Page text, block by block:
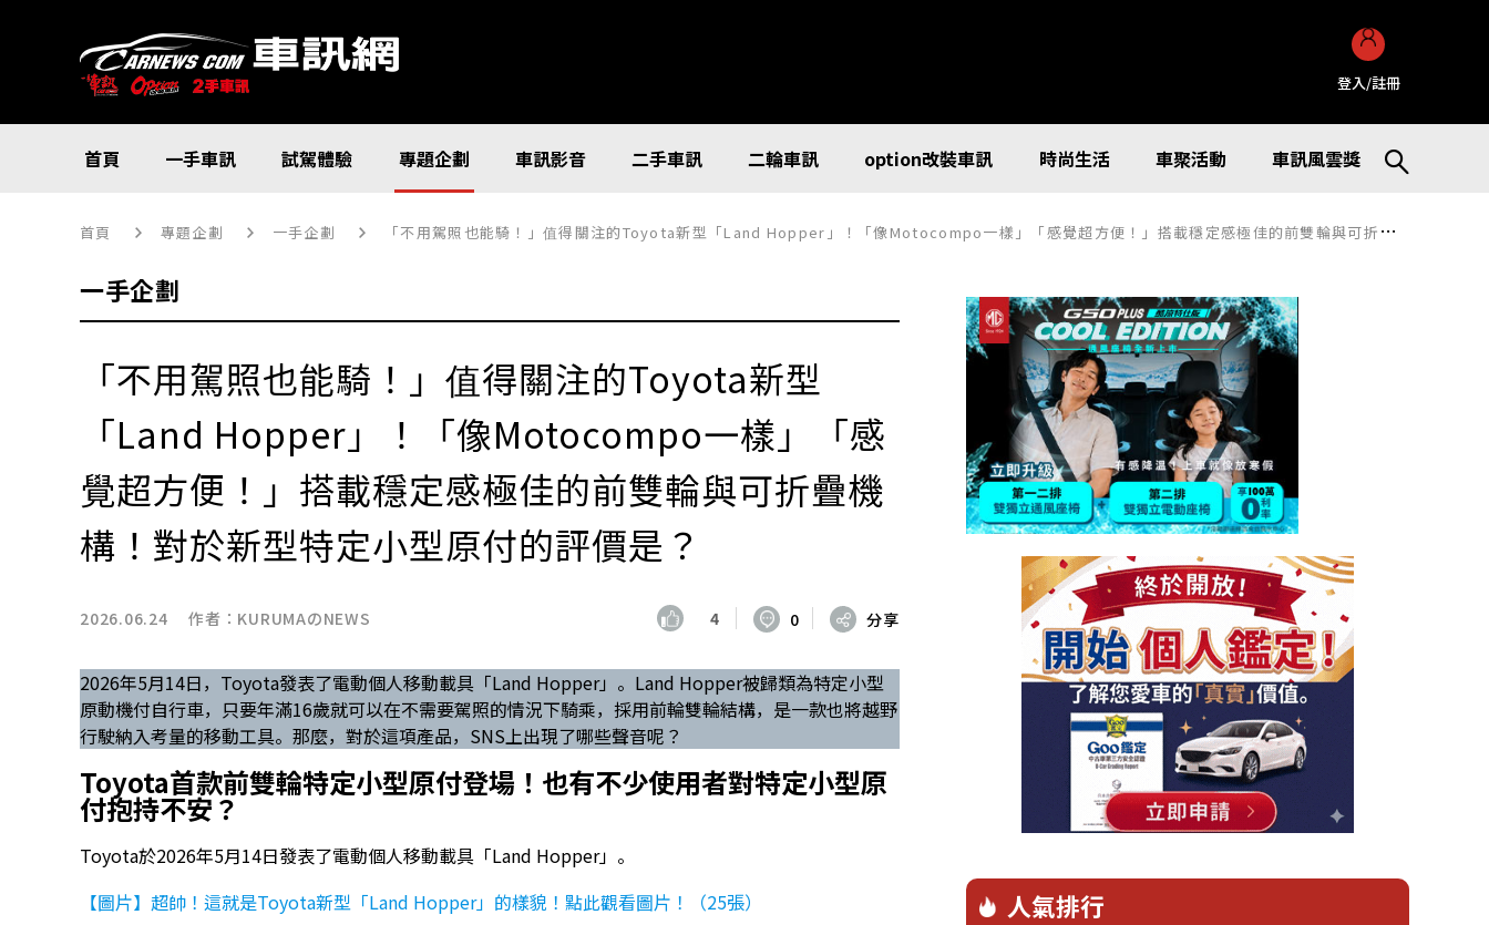
登入/註冊
首頁 一手車訊 試駕體驗 專題企劃 車訊影音 二手車訊 二輪車訊 option改裝車訊 時尚生活 車聚活動 車訊風雲獎
首頁 專題企劃 一手企劃 「不用駕照也能騎！」值得關注的Toyota新型「Land Hopper」！「像Motocompo一樣」「感覺超方便！」搭載穩定感極佳的前雙輪與可折疊機構！對於新型特定小型原付的評價是？
一手企劃
「不用駕照也能騎！」值得關注的Toyota新型
「Land Hopper」！「像Motocompo一樣」「感
覺超方便！」搭載穩定感極佳的前雙輪與可折疊機
構！對於新型特定小型原付的評價是？
2026.06.24 作者： KURUMAのNEWS 4 0 分享
2026年5月14日，Toyota發表了電動個人移動載具「Land Hopper」。Land Hopper被歸類為特定小型
原動機付自行車，只要年滿16歲就可以在不需要駕照的情況下騎乘，採用前輪雙輪結構，是一款也將越野
行駛納入考量的移動工具。那麼，對於這項產品，SNS上出現了哪些聲音呢？
Toyota首款前雙輪特定小型原付登場！也有不少使用者對特定小型原
付抱持不安？
Toyota於2026年5月14日發表了電動個人移動載具「Land Hopper」。
【圖片】超帥！這就是Toyota新型「Land Hopper」的樣貌！點此觀看圖片！（25張）
人氣排行